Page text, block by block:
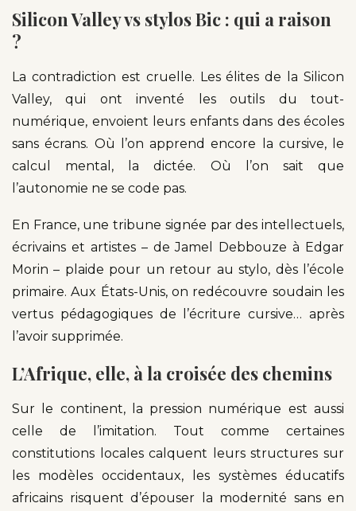
Silicon Valley vs stylos Bic : qui a raison
?
La contradiction est cruelle. Les élites de la Silicon
Valley, qui ont inventé les outils du tout-
numérique, envoient leurs enfants dans des écoles
sans écrans. Où l’on apprend encore la cursive, le
calcul mental, la dictée. Où l’on sait que
l’autonomie ne se code pas.
En France, une tribune signée par des intellectuels,
écrivains et artistes – de Jamel Debbouze à Edgar
Morin – plaide pour un retour au stylo, dès l’école
primaire. Aux États-Unis, on redécouvre soudain les
vertus pédagogiques de l’écriture cursive… après
l’avoir supprimée.
L’Afrique, elle, à la croisée des chemins
Sur le continent, la pression numérique est aussi
celle de l’imitation. Tout comme certaines
constitutions locales calquent leurs structures sur
les modèles occidentaux, les systèmes éducatifs
africains risquent d’épouser la modernité sans en